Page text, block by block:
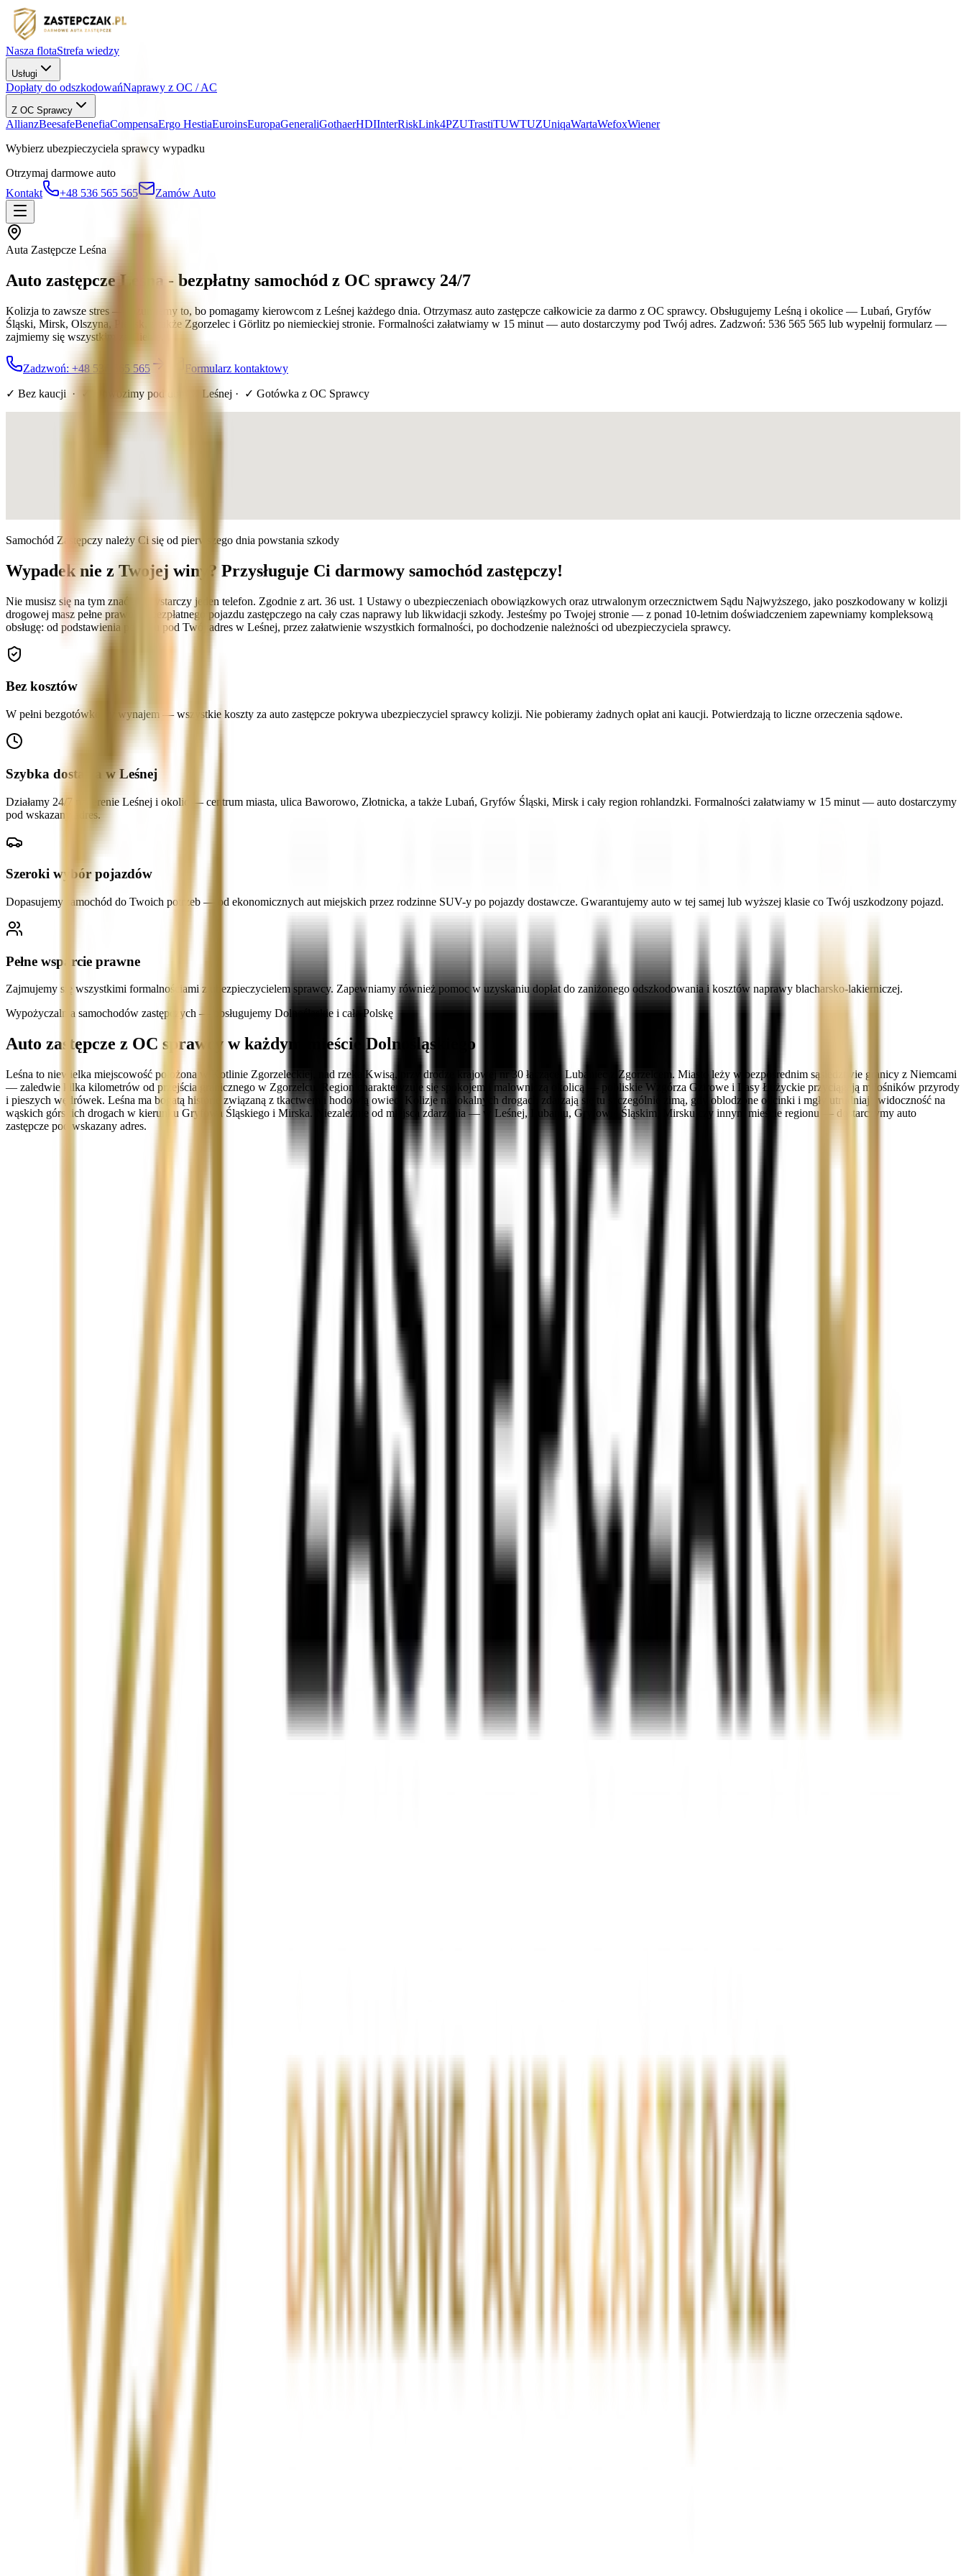
Nasza flotaStrefa wiedzy
Usługi
Dopłaty do odszkodowańNaprawy z OC / AC
Z OC Sprawcy
AllianzBeesafeBenefiaCompensaErgo HestiaEuroinsEuropaGeneraliGothaerHDIInterRiskLink4PZUTrastiTUWTUZUniqaWartaWefoxWiener
Wybierz ubezpieczyciela sprawcy wypadku
Otrzymaj darmowe auto
Kontakt
+48 536 565 565 Zamów Auto
Auta Zastępcze Leśna
Auto zastępcze Leśna - bezpłatny samochód z OC sprawcy 24/7
Kolizja to zawsze stres — rozumiemy to, bo pomagamy kierowcom z Leśnej każdego dnia. Otrzymasz auto zastępcze całkowicie za darmo z OC sprawcy. Obsługujemy Leśną i okolice — Lubań, Gryfów
Śląski, Mirsk, Olszyna, Pieńsk, a także Zgorzelec i Görlitz po niemieckiej stronie. Formalności załatwiamy w 15 minut — auto dostarczymy pod Twój adres. Zadzwoń: 536 565 565 lub wypełnij formularz —
zajmiemy się wszystkim za Ciebie.
Zadzwoń: +48 536 565 565 Formularz kontaktowy
✓ Bez kaucji · ✓ Dowozimy pod dom w Leśnej · ✓ Gotówka z OC Sprawcy
Samochód Zastępczy należy Ci się od pierwszego dnia powstania szkody
Wypadek nie z Twojej winy? Przysługuje Ci darmowy samochód zastępczy!
Nie musisz się na tym znać — wystarczy jeden telefon. Zgodnie z art. 36 ust. 1 Ustawy o ubezpieczeniach obowiązkowych oraz utrwalonym orzecznictwem Sądu Najwyższego, jako poszkodowany w kolizji
drogowej masz pełne prawo do bezpłatnego pojazdu zastępczego na cały czas naprawy lub likwidacji szkody. Jesteśmy po Twojej stronie — z ponad 10-letnim doświadczeniem zapewniamy kompleksową
obsługę: od podstawienia pojazdu pod Twój adres w Leśnej, przez załatwienie wszystkich formalności, po dochodzenie należności od ubezpieczyciela sprawcy.
Bez kosztów
W pełni bezgotówkowy wynajem — wszystkie koszty za auto zastępcze pokrywa ubezpieczyciel sprawcy kolizji. Nie pobieramy żadnych opłat ani kaucji. Potwierdzają to liczne orzeczenia sądowe.
Szybka dostawa w Leśnej
Działamy 24/7 na terenie Leśnej i okolic — centrum miasta, ulica Baworowo, Złotnicka, a także Lubań, Gryfów Śląski, Mirsk i cały region rohlandzki. Formalności załatwiamy w 15 minut — auto dostarczymy
pod wskazany adres.
Szeroki wybór pojazdów
Dopasujemy samochód do Twoich potrzeb — od ekonomicznych aut miejskich przez rodzinne SUV-y po pojazdy dostawcze. Gwarantujemy auto w tej samej lub wyższej klasie co Twój uszkodzony pojazd.
Pełne wsparcie prawne
Zajmujemy się wszystkimi formalnościami z ubezpieczycielem sprawcy. Zapewniamy również pomoc w uzyskaniu dopłat do zaniżonego odszkodowania i kosztów naprawy blacharsko-lakierniczej.
Wypożyczalnia samochodów zastępczych — obsługujemy Dolnośląskie i całą Polskę
Auto zastępcze z OC sprawcy w każdym mieście Dolnośląskiego
Leśna to niewielka miejscowość położona w Kotlinie Zgorzeleckiej, nad rzeką Kwisą, przy drodze krajowej nr 30 łączącej Lubaniec z Zgorzelcem. Miasto leży w bezpośrednim sąsiedztwie granicy z Niemcami
— zaledwie kilka kilometrów od przejścia granicznego w Zgorzelcu. Region charakteryzuje się spokojem i malowniczą okolicą — pobliskie Wzgórza Gzirowe i Lasy Łużyckie przyciągają miłośników przyrody
i pieszych wędrówek. Leśna ma bogatą historię związaną z tkactwem i hodowlą owiec. Kolizje na lokalnych drogach zdarzają się tu szczególnie zimą, gdy oblodzone odcinki i mgły utrudniają widoczność na
wąskich górskich drogach w kierunku Gryfowa Śląskiego i Mirska. Niezależnie od miejsca zdarzenia — w Leśnej, Lubaniu, Gryfowie Śląskim, Mirsku czy innym mieście regionu — dostarczymy auto
zastępcze pod wskazany adres.